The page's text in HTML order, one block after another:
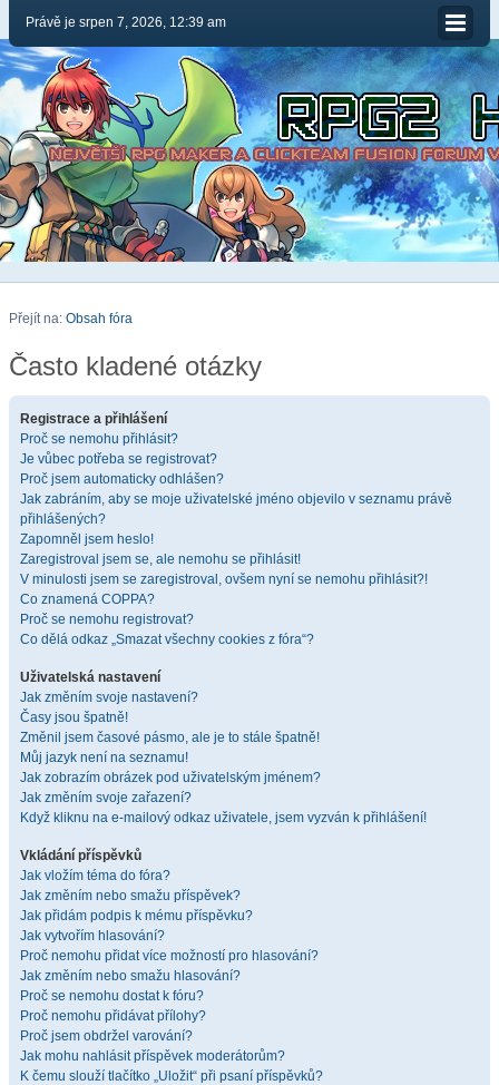
Právě je srpen 7, 2026, 12:39 am
Přejít na: Obsah fóra
Často kladené otázky
Registrace a přihlášení
Proč se nemohu přihlásit?
Je vůbec potřeba se registrovat?
Proč jsem automaticky odhlášen?
Jak zabráním, aby se moje uživatelské jméno objevilo v seznamu právě
přihlášených?
Zapomněl jsem heslo!
Zaregistroval jsem se, ale nemohu se přihlásit!
V minulosti jsem se zaregistroval, ovšem nyní se nemohu přihlásit?!
Co znamená COPPA?
Proč se nemohu registrovat?
Co dělá odkaz „Smazat všechny cookies z fóra“?
Uživatelská nastavení
Jak změním svoje nastavení?
Časy jsou špatně!
Změnil jsem časové pásmo, ale je to stále špatně!
Můj jazyk není na seznamu!
Jak zobrazím obrázek pod uživatelským jménem?
Jak změním svoje zařazení?
Když kliknu na e-mailový odkaz uživatele, jsem vyzván k přihlášení!
Vkládání příspěvků
Jak vložím téma do fóra?
Jak změním nebo smažu příspěvek?
Jak přidám podpis k mému příspěvku?
Jak vytvořím hlasování?
Proč nemohu přidat více možností pro hlasování?
Jak změním nebo smažu hlasování?
Proč se nemohu dostat k fóru?
Proč nemohu přidávat přílohy?
Proč jsem obdržel varování?
Jak mohu nahlásit příspěvek moderátorům?
K čemu slouží tlačítko „Uložit“ při psaní příspěvků?